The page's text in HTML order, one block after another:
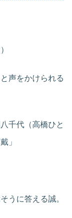
声をかけられる
千代（高橋ひと
」
うに答える誠。